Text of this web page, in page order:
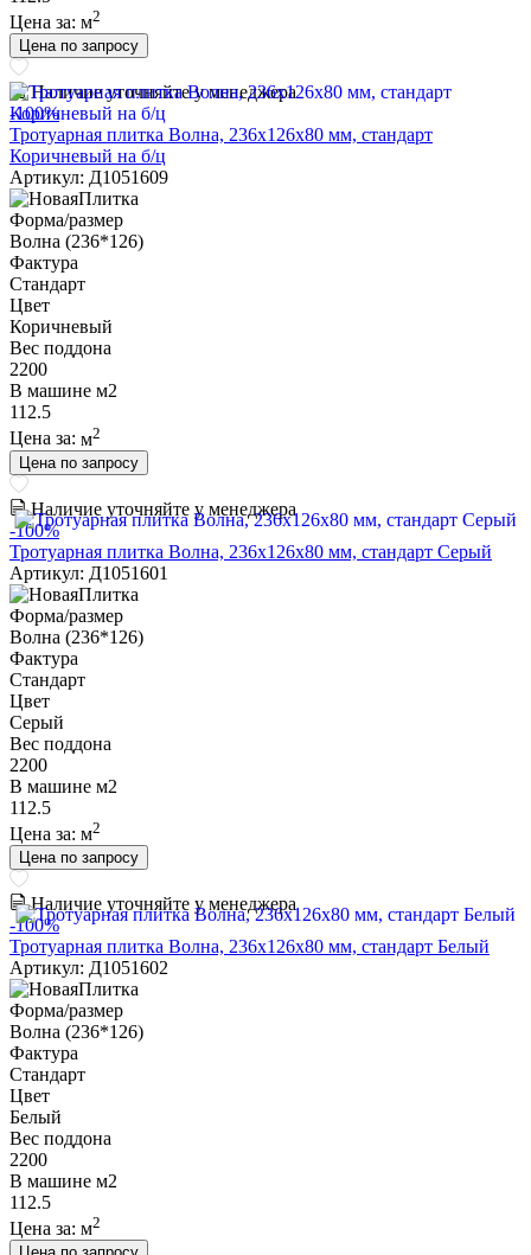
Цена за: м2
Цена по запросу
Наличие уточняйте у менеджера
-100%
Тротуарная плитка Волна, 236х126х80 мм, стандарт
Коричневый на б/ц
Артикул: Д1051609
Форма/размер
Волна (236*126)
Фактура
Стандарт
Цвет
Коричневый
Вес поддона
2200
В машине м2
112.5
Цена за: м2
Цена по запросу
Наличие уточняйте у менеджера
-100%
Тротуарная плитка Волна, 236х126х80 мм, стандарт Серый
Артикул: Д1051601
Форма/размер
Волна (236*126)
Фактура
Стандарт
Цвет
Серый
Вес поддона
2200
В машине м2
112.5
Цена за: м2
Цена по запросу
Наличие уточняйте у менеджера
-100%
Тротуарная плитка Волна, 236х126х80 мм, стандарт Белый
Артикул: Д1051602
Форма/размер
Волна (236*126)
Фактура
Стандарт
Цвет
Белый
Вес поддона
2200
В машине м2
112.5
Цена за: м2